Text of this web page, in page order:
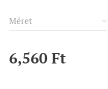
Méret
6,560 Ft